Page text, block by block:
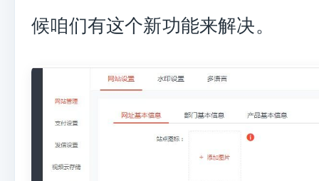
候咱们有这个新功能来解决。